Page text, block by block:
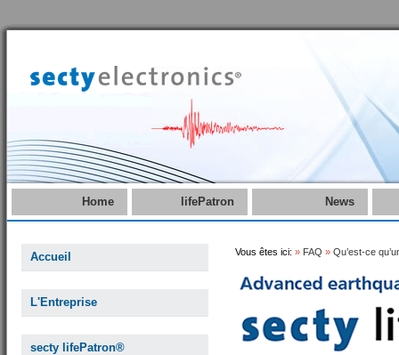
Home lifePatron News
Accueil
L'Entreprise
secty lifePatron®
Vous êtes ici: » FAQ » Qu’est-ce